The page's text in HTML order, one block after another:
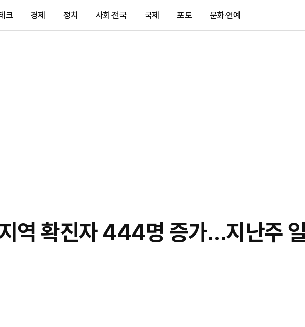
크 경제 정치 사회·전국 국제 포토 문화·연예
역 확진자 444명 증가…지난주